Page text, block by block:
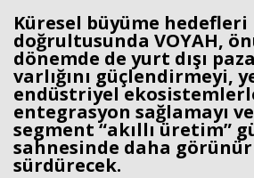
Küresel büyüme hedefleri
doğrultusunda VOYAH,
dönemde de yurt dışı
varlığını güçlendirmeyi,
endüstriyel
entegrasyon sağlamayı
segment “akıllı üretim”
sahnesinde daha görünür
sürdürecek.